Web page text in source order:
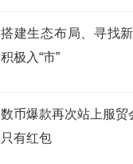
搭建生态布局、寻找
积极入“市”
数币爆款再次站上服贸
只有红包